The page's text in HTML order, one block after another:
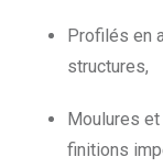
Profilés en
structures,
Moulures
finitions